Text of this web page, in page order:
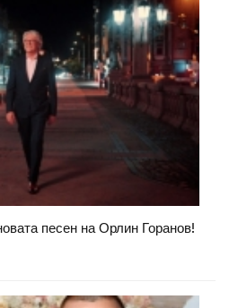
песен на Орлин Горанов!